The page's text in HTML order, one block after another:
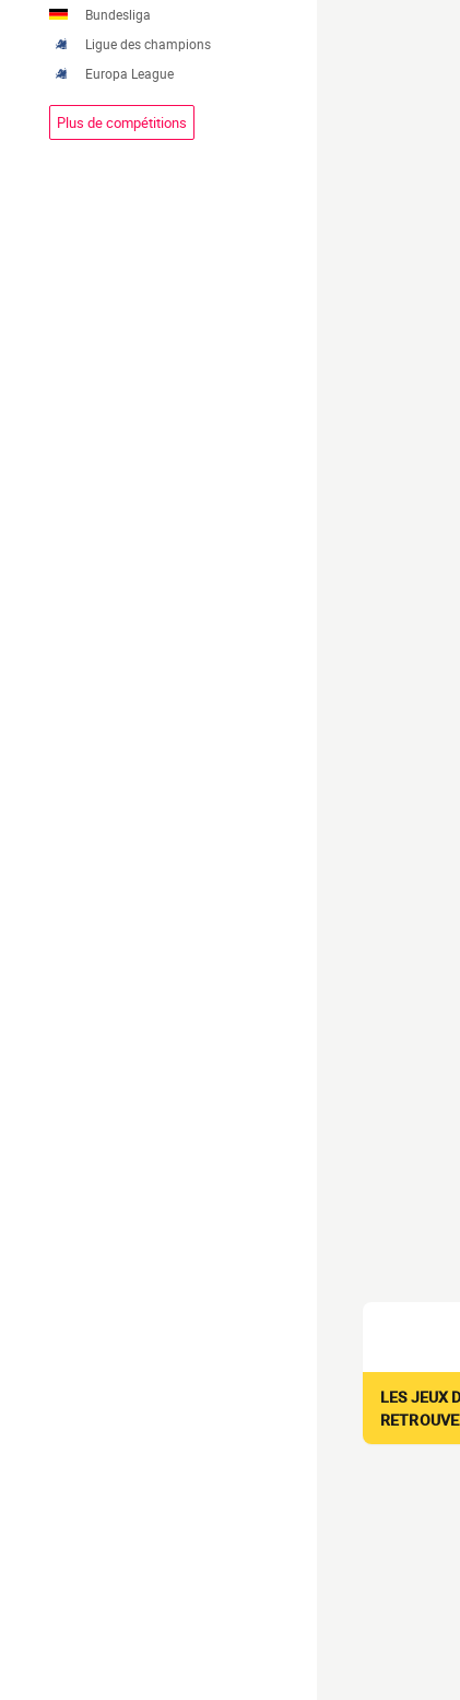
Bundesliga
Ligue des champions
Europa League
Plus de compétitions
LES JEUX